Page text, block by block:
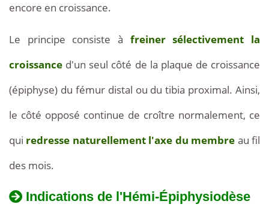
encore en croissance.
Le principe consiste à freiner sélectivement la
croissance d'un seul côté de la plaque de croissance
(épiphyse) du fémur distal ou du tibia proximal. Ainsi,
le côté opposé continue de croître normalement, ce
qui redresse naturellement l'axe du membre au fil
des mois.
Indications de l'Hémi-Épiphysiodèse